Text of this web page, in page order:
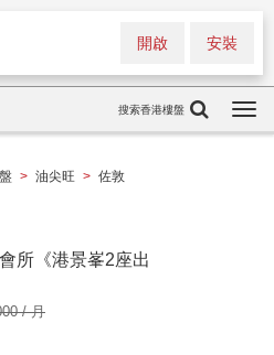
安裝
開啟
搜索香港樓盤
> 油尖旺 > 佐敦
所《港景峯2座出
/ 月